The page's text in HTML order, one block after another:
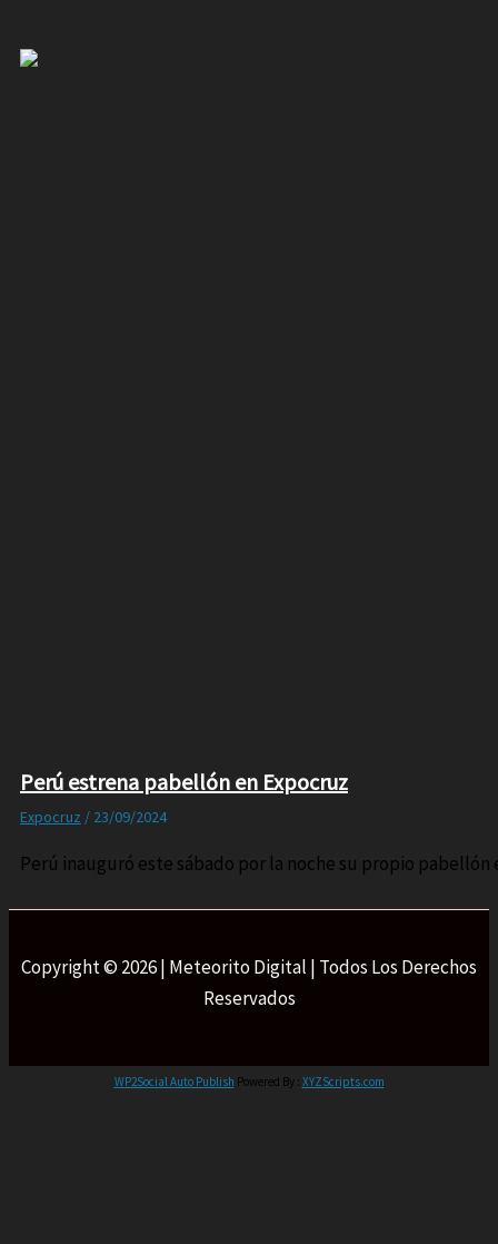
Perú estrena pabellón en Expocruz
Expocruz / 23/09/2024
Perú inauguró este sábado por la noche su propio
Copyright © 2026 | Meteorito Digital | Todos Los Derechos
Reservados
WP2Social Auto Publish Powered By : XYZScripts.com